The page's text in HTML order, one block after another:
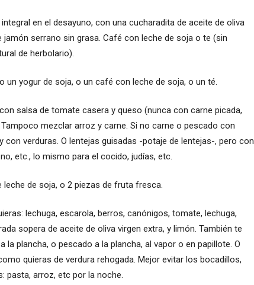
en el desayuno, con una cucharadita de aceite de oliva
serrano sin grasa. Café con leche de soja o te (sin
de herbolario).
un yogur de soja, o un café con leche de soja, o un té.
salsa de tomate casera y queso (nunca con carne picada,
mezclar arroz y carne. Si no carne o pescado con
verduras. O lentejas guisadas -potaje de lentejas-, pero con
etc., lo mismo para el cocido, judías, etc.
de soja, o 2 piezas de fruta fresca.
lechuga, escarola, berros, canónigos, tomate, lechuga,
sopera de aceite de oliva virgen extra, y limón. También te
plancha, o pescado a la plancha, al vapor o en papillote. O
quieras de verdura rehogada. Mejor evitar los bocadillos,
pasta, arroz, etc por la noche.